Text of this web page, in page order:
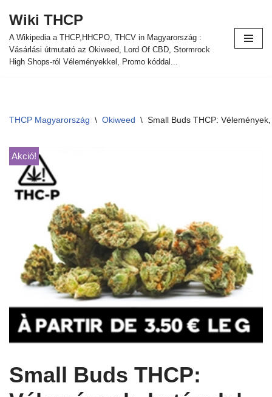
Ugrás
a
tartalomra
Wiki THCP
A Wikipedia a THCP,HHCPO, THCV in Magyarország :
Vásárlási útmutató az Okiweed, Lord Of CBD, Stormrock
High Shops-ról Véleményekkel, Promo kóddal...
THCP Magyarország \ Okiweed \ Small Buds THCP:
Akció!
Small Buds THCP: